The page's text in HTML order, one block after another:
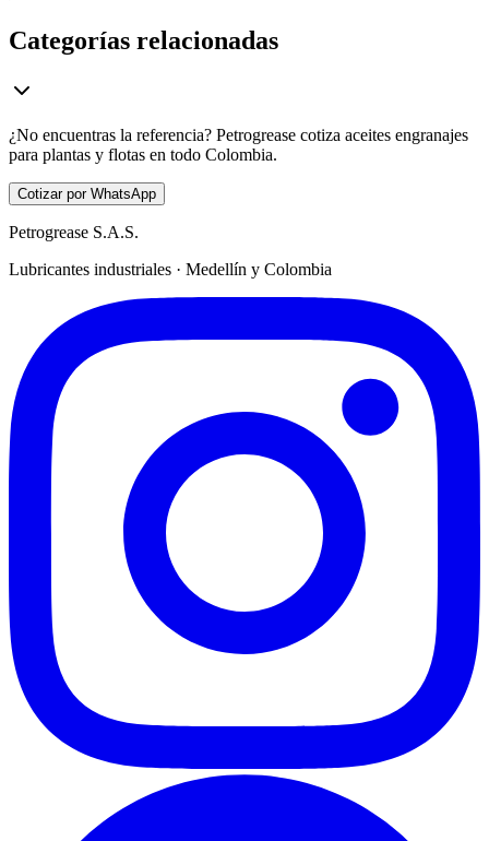
Categorías relacionadas
¿No encuentras la referencia? Petrogrease cotiza aceites engranajes
para plantas y flotas en todo Colombia.
Cotizar por WhatsApp
Petrogrease S.A.S.
Lubricantes industriales · Medellín y Colombia